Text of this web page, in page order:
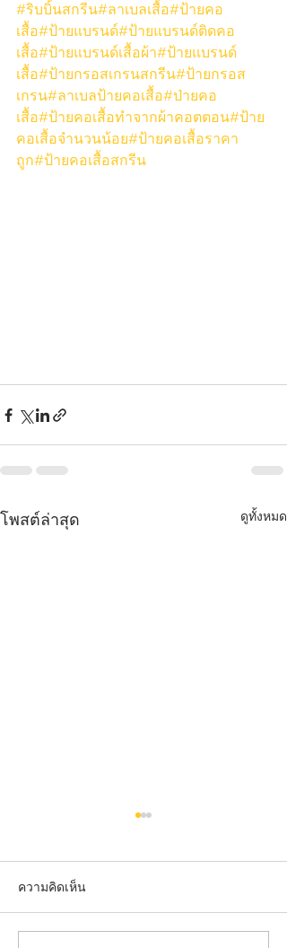
#ริบบิ้นสกรีน#ลาเบลเสื้อ#ป้ายคอ
เสื้อ#ป้ายแบรนด์#ป้ายแบรนด์ติดคอ
เสื้อ#ป้ายแบรนด์เสื้อผ้า#ป้ายแบรนด์
เสื้อ#ป้ายกรอสเกรนสกรีน#ป้ายกรอส
เกรน#ลาเบลป้ายคอเสื้อ#ป่ายคอ
เสื้อ#ป้ายคอเสื้อทำจากผ้าคอตตอน#ป้าย
คอเสื้อจำนวนน้อย#ป้ายคอเสื้อราคา
ถูก#ป้ายคอเสื้อสกรีน
โพสต์ล่าสุด ดูทั้งหมด
ความคิดเห็น